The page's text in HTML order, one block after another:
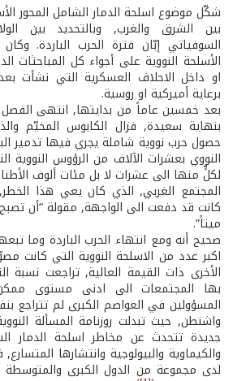
شكّل موضوع اسلحة الدمار الشامل المحور
بين الشرق والغرب, وبالتحديد بين
السوفياتي إبّان فترة الحرب الباردة.
الأسلحة النووية على أجواء كل المباحثات
او داخل الاحلاف العسكرية التي نشأت بعد
برعاية أميركية او روسية.
بعد خمسين عاماً من بدايتها, انتهى الفصل
بنهاية سعيدة, فزال الكابوس المخيّم
حصول حرب نووية شاملة يجري فيها تدمير
النووي بعشرات الآلاف من الرؤوس النووية
لكلٍّ منها الى عشرات لا بل مئات ألوف
المجتمع الغربي, الذي كان يعي هذا
كانت قد دفعت الى الواجهة, مقولة “أن
ميتاً”.
صحيح أنه ومع انتهاء الحرب الباردة وما
اكبر عدد من الاسلحة النووية التي كانت
الأخرى ذات القيمة العالية, تراجعت نسبة
بها المجتمعات الى ادنى مستوى
المسؤولين في العواصم الكبرى لم
واشنطن, حيث تبدلت روزنامة المسألة
جديدة تتحدث عن مخاطر اسلحة الدمار
والكيماوية والبيولوجية وانتشارها
لدى مجموعة من الدول الكبرى والمتوسطة